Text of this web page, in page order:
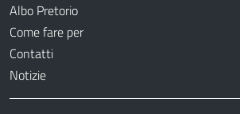
Albo Pretorio
Come fare per
Contatti
Notizie